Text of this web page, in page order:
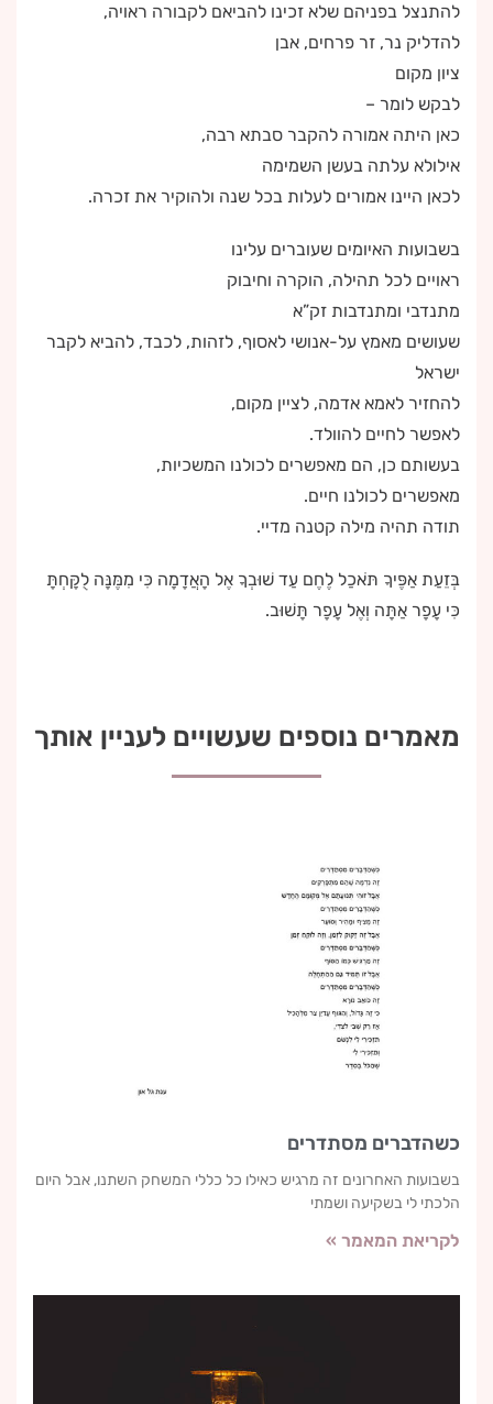
להתנצל בפניהם שלא זכינו להביאם לקבורה ראויה,
להדליק נר, זר פרחים, אבן
ציון מקום
לבקש לומר –
כאן היתה אמורה להקבר סבתא רבה,
אילולא עלתה בעשן השמימה
לכאן היינו אמורים לעלות בכל שנה ולהוקיר את זכרה.
בשבועות האיומים שעוברים עלינו
ראויים לכל תהילה, הוקרה וחיבוק
מתנדבי ומתנדבות זק”א
שעושים מאמץ על-אנושי לאסוף, לזהות, לכבד, להביא לקבר
ישראל
להחזיר לאמא אדמה, לציין מקום,
לאפשר לחיים להוולד.
בעשותם כן, הם מאפשרים לכולנו המשכיות,
מאפשרים לכולנו חיים.
תודה תהיה מילה קטנה מדיי.
בְּזֵעַת אַפֶּיךָ תֹּאכַל לֶחֶם עַד שׁוּבְךָ אֶל הָאֲדָמָה כִּי מִמֶּנָּה לֻקָּחְתָּ
כִּי עָפָר אַתָּה וְאֶל עָפָר תָּשׁוּב.
מאמרים נוספים שעשויים לעניין אותך
כשהדברים מסתדרים
בשבועות האחרונים זה מרגיש כאילו כל כללי המשחק השתנו, אבל היום
הלכתי לי בשקיעה ושמתי
לקריאת המאמר »